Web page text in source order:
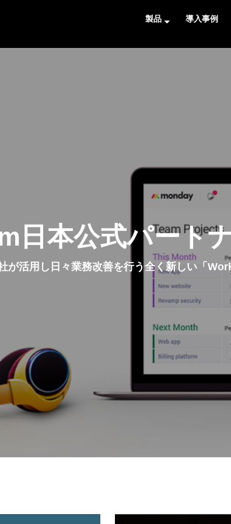
製品 導入事例
日本公式パート
が活用し日々業務改善を行う全く新しい「